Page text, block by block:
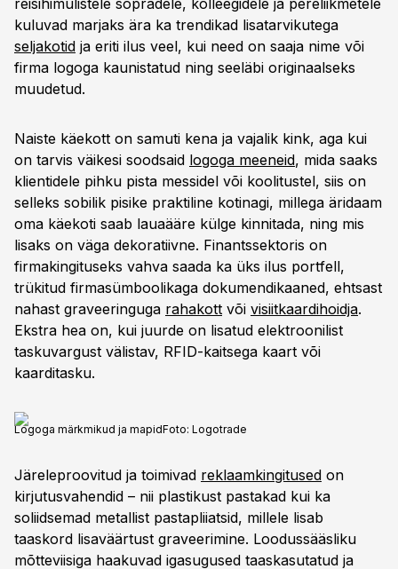
reisihimulistele sõpradele, kolleegidele ja pereliikmetele
kuluvad marjaks ära ka trendikad lisatarvikutega
seljakotid ja eriti ilus veel, kui need on saaja nime või
firma logoga kaunistatud ning seeläbi originaalseks
muudetud.
Naiste käekott on samuti kena ja vajalik kink, aga kui
on tarvis väikesi soodsaid logoga meeneid, mida saaks
klientidele pihku pista messidel või koolitustel, siis on
selleks sobilik pisike praktiline kotinagi, millega äridaam
oma käekoti saab lauaääre külge kinnitada, ning mis
lisaks on väga dekoratiivne. Finantssektoris on
firmakingituseks vahva saada ka üks ilus portfell,
trükitud firmasümboolikaga dokumendikaaned, ehtsast
nahast graveeringuga rahakott või visiitkaardihoidja.
Ekstra hea on, kui juurde on lisatud elektroonilist
taskuvargust välistav, RFID-kaitsega kaart või
kaarditasku.
Logoga märkmikud ja mapidFoto: Logotrade
Järeleproovitud ja toimivad reklaamkingitused on
kirjutusvahendid – nii plastikust pastakad kui ka
soliidsemad metallist pastapliiatsid, millele lisab
taaskord lisaväärtust graveerimine. Loodussääsliku
mõtteviisiga haakuvad igasugused taaskasutatud ja